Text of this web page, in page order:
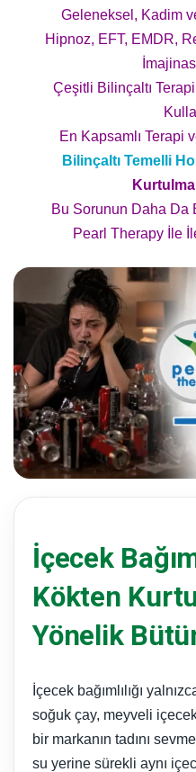
Geleneksel, Kadim
Hipnoz, EFT, EMDR,
Çeşitli Bilinçaltı
En Kapsamlı Terapi
Bilinçaltı Temelli
Bu Sorunun Daha Da
Pearl Therapy İle
İçecek
Kökten
Yönelik
İçecek bağımlılığı
soğuk çay, meyveli
bir markanın tadını
su yerine sürekli aynı